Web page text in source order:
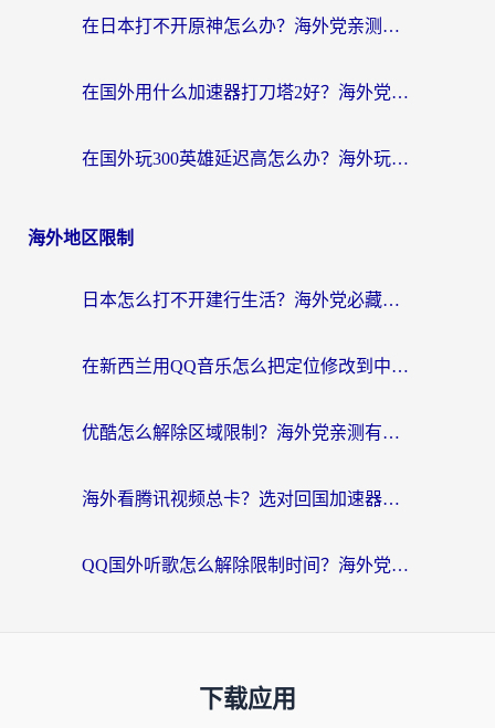
在日本打不开原神怎么办？海外党亲测有效的国服游戏加速指南
在国外用什么加速器打刀塔2好？海外党国服游戏加速避坑指南
在国外玩300英雄延迟高怎么办？海外玩家亲测有效的加速器选择指南
海外地区限制
日本怎么打不开建行生活？海外党必藏的回国加速指南（含丹麦国外影音问题破解）
在新西兰用QQ音乐怎么把定位修改到中国国内？海外党听歌追剧的实用指南
优酷怎么解除区域限制？海外党亲测有效的回国加速器选择指南
海外看腾讯视频总卡？选对回国加速器，还能解决英国1号店定位+欧洲杯CCTV5直播问题
QQ国外听歌怎么解除限制时间？海外党亲测有效的回国加速方案
下载应用